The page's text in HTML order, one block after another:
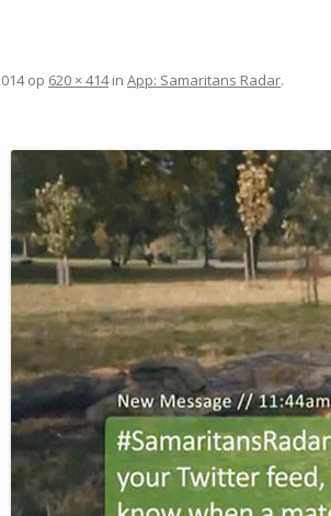
op 620 × 414in App: Samaritans Radar.